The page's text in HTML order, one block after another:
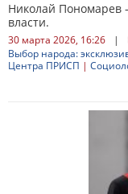
Николай Пономарев
власти.
30 марта 2026, 16:26 |
Выбор народа:
Центра ПРИСП |